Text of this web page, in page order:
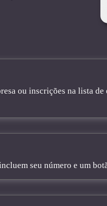
ou inscrições na lista
seu número e um